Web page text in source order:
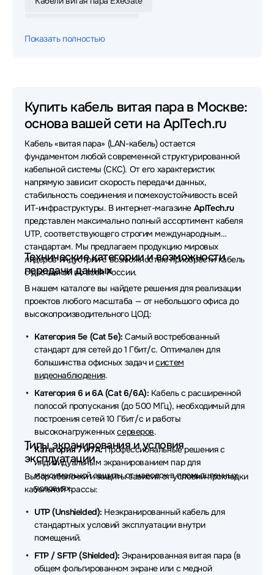
Кабели витая пара NEOLAN
Кабели витая пара RIPO
Кабели витая пара DKC
Кабели витая пара SkyNet
Кабели витая пара Cablexpert
Кабели витая пара LANsens
Кабели витая пара Hyperline
Кабели витая пара Molex
Кабели витая пара Caplex
Кабели витая пара NETLAN
Кабели витая пара Panduit
Кабели витая пара CommScope
Кабели витая пара Hikvision
Кабели витая пара KCEP
Кабели витая пара TWT
Кабели витая пара Kramer
Кабели витая пара NO NAME
Кабели витая пара Legrand
Кабели витая пара WRline
Показать полностью
Купить кабель витая пара в Москве:
основа вашей сети на AplTech.ru
Кабель «витая пара» (LAN-кабель) остается
фундаментом любой современной структурированной
кабельной системы (СКС). От его характеристик
напрямую зависит скорость передачи данных,
стабильность соединения и помехоустойчивость всей
ИТ-инфраструктуры. В интернет-магазине AplTech.ru
представлен максимально полный ассортимент кабеля
UTP, соответствующего строгим международным
стандартам. Мы предлагаем продукцию мировых
лидеров индустрии с возможностью приобрести кабель
с доставкой по всей России.
Технические категории и возможности
передачи данных
В нашем каталоге вы найдете решения для реализации
проектов любого масштаба — от небольшого офиса до
высокопроизводительного ЦОД:
Категория 5e (Cat 5e): Самый востребованный
стандарт для сетей до 1 Гбит/с. Оптимален для
большинства офисных задач исистем
видеонаблюдения.
Категория 6 и 6A (Cat 6/6A): Кабель с расширенной
полосой пропускания (до 500 МГц), необходимый для
построения сетей 10 Гбит/с и работы
высоконагруженныхсерверов.
Категория 7 и 7A:Профессиональные решения с
индивидуальным экранированием пар для
максимальной защиты от наводок в промышленных
условиях.
Типы экранирования и условия
эксплуатации
Выбор оболочки и защиты зависит от условий прокладки
кабельной трассы:
UTP (Unshielded): Неэкранированный кабель для
стандартных условий эксплуатации внутри
помещений.
FTP / SFTP (Shielded): Экранированная витая пара (в
общем фольгированном экране или с медной